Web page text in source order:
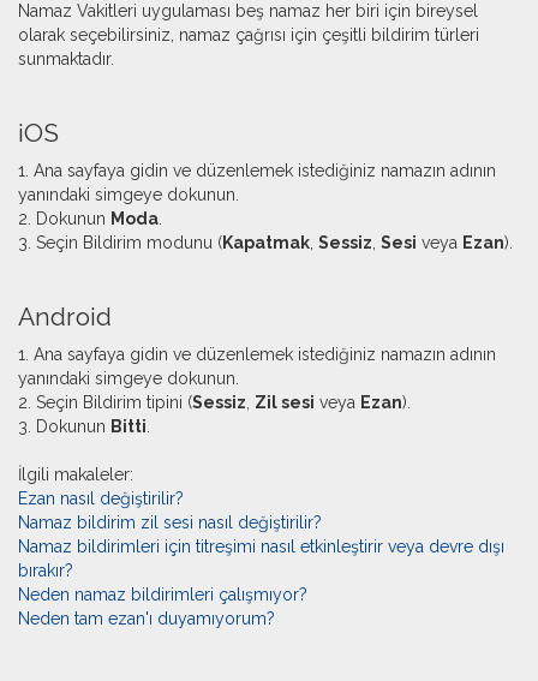
Namaz Vakitleri uygulaması beş namaz her biri için bireysel
olarak seçebilirsiniz, namaz çağrısı için çeşitli bildirim türleri
sunmaktadır.
​iOS
1. Ana sayfaya gidin ve düzenlemek istediğiniz namazın adının
yanındaki simgeye dokunun.
2. Dokunun Moda
3. Seçin Bildirim modunu (Kapatmak Sessiz Sesi veya Ezan).
​Android
1. Ana sayfaya gidin ve düzenlemek istediğiniz namazın adının
yanındaki simgeye dokunun.
2. Seçin Bildirim tipini (Sessiz Zil sesi veya Ezan).
3. Dokunun Bitti
İlgili makaleler:
Ezan nasıl değiştirilir?
Namaz bildirim zil sesi nasıl değiştirilir?
Namaz bildirimleri için titreşimi nasıl etkinleştirir veya devre dışı
bırakır?
Neden namaz bildirimleri çalışmıyor?
Neden tam ezan'ı duyamıyorum?